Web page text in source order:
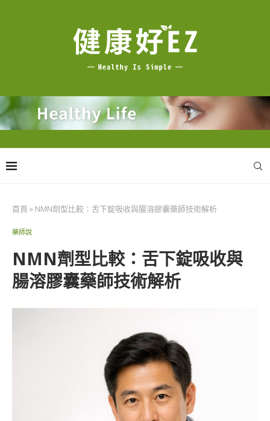
首頁 » NMN劑型比較：舌下錠吸收與腸溶膠囊藥師技術解析
藥師說
NMN劑型比較：舌下錠吸收與
腸溶膠囊藥師技術解析